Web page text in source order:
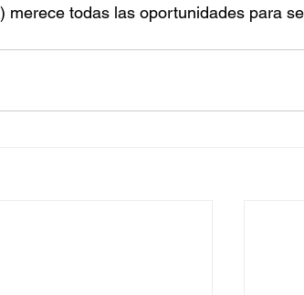
merece todas las oportunidades para